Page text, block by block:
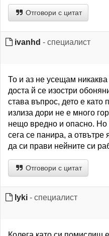
Отговори с цитат
ivanhd - специалист
То и аз не усещам
доста й се изостри
става въпрос, дето е като
излиза дори не е много
нещо вредно и опасно. Но
сега се панира, а отвътре
да си прави нейните си
Отговори с цитат
lyki - специалист